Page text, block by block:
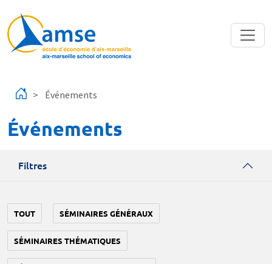
Événements
Événements
Filtres
TOUT SÉMINAIRES GÉNÉRAUX
SÉMINAIRES THÉMATIQUES